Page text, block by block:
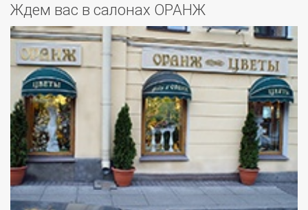
Ждем вас в салонах ОРАНЖ